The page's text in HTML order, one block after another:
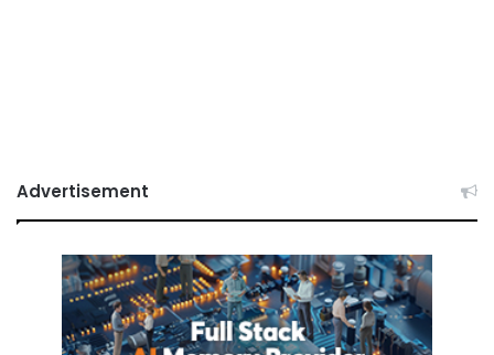
Advertisement